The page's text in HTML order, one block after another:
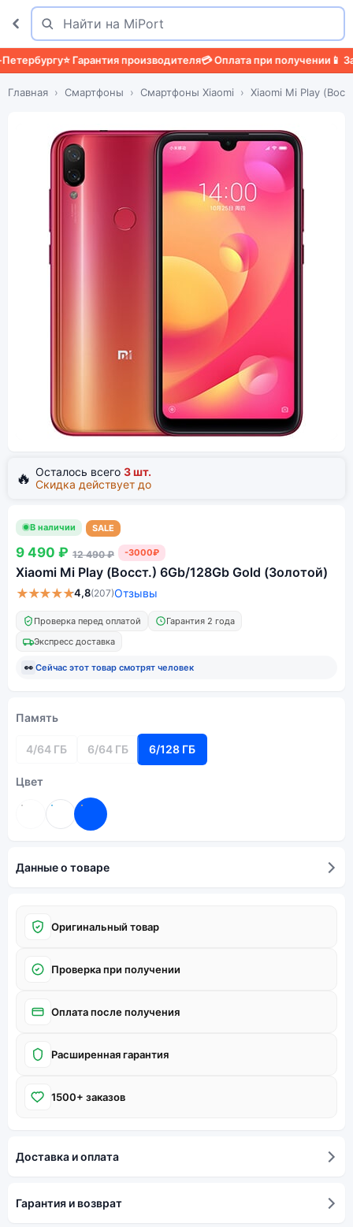
Поиск
Найти
⭐ Гарантия производителя💳 Оплата при получении📱
Главная Смартфоны Смартфоны Xiaomi Xiaomi Mi Play
🔥 Осталось всего 3 шт.
Скидка действует до
В наличии SALE
9 490 ₽ 12 490 ₽ -3000₽
Xiaomi Mi Play (Восст.) 6Gb/128Gb Gold (Золотой)
★★★★★4,8(207)Отзывы
Проверка перед оплатой
Гарантия 2 года
Экспресс доставка
👀 Сейчас этот товар смотрят человек
Память
4/64 ГБ 6/64 ГБ 6/128 ГБ
Цвет
Данные о товаре
Оригинальный товар
Проверка при получении
Оплата после получения
Расширенная гарантия
1500+ заказов
Доставка и оплата
Гарантия и возврат